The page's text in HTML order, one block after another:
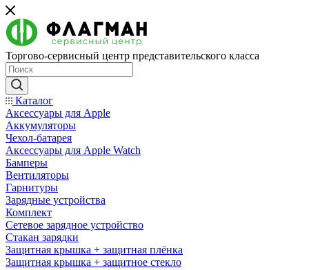
Торгово-сервисный центр представительского класса
Каталог
Аксессуары для Apple
Аккумуляторы
Чехол-батарея
Аксессуары для Apple Watch
Бамперы
Вентиляторы
Гарнитуры
Зарядные устройства
Комплект
Сетевое зарядное устройство
Стакан зарядки
Защитная крышка + защитная плёнка
Защитная крышка + защитное стекло